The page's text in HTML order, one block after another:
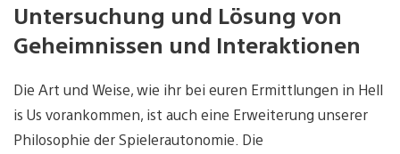
Untersuchung und Lösung von
Geheimnissen und Interaktionen
Die Art und Weise, wie ihr bei euren Ermittlungen in Hell
is Us vorankommen, ist auch eine Erweiterung unserer
Philosophie der Spielerautonomie. Die